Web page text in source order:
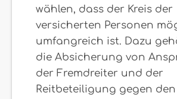
wählen, dass der Kreis der
versicherten Personen
umfangreich ist. Dazu
die Absicherung von
der Fremdreiter und der
Reitbeteiligung gegen den